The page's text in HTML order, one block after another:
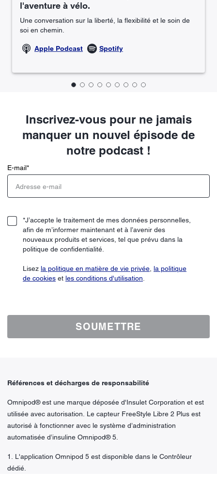
l'aventure à vélo.
Une conversation sur la liberté, la flexibilité et le soin de
soi en chemin.
Apple Podcast Spotify
Inscrivez-vous pour ne jamais
manquer un nouvel épisode de
notre podcast !
E-mail*
*J’accepte le traitement de mes données personnelles,
afin de m’informer maintenant et à l’avenir des
nouveaux produits et services, tel que prévu dans la
politique de confidentialité.
Lisez la politique en matière de vie privée la politique
de cookies et les conditions d'utilisation
SOUMETTRE
Références et décharges de responsabilité
Omnipod® est une marque déposée d'Insulet Corporation et est
utilisée avec autorisation. Le capteur FreeStyle Libre 2 Plus est
autorisé à fonctionner avec le système d’administration
automatisée d’insuline Omnipod® 5.
1. L'application Omnipod 5 est disponible dans le Contrôleur
dédié.